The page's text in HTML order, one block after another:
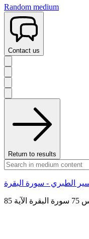
Random medium
Contact us
Return to results
الطبري - سورة البقرة
85